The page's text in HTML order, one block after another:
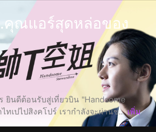
คุณแอร์สุดหล่อของ
ยินดีต้อนรับสู่เที่ยวบิน "Handsome
ทเปไปสิงคโปร์ เรากำลังจะผ่านช่... เพิ่ม